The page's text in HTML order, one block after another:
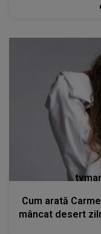
Cum arată
mâncat desert